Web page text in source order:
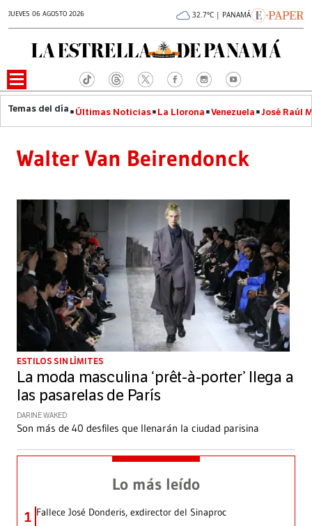
JUEVES 06 AGOSTO 2026 32.7°C | PANAMÁ
Últimas Noticias La Llorona Venezuela José Raúl
Walter Van Beirendonck
ESTILOS SIN LÍMITES
La moda masculina ‘prêt-à-porter’ llega a
las pasarelas de París
DARINE WAKED
Son más de 40 desfiles que llenarán la ciudad parisina
Lo más leído
1 Fallece José Donderis, exdirector del Sinaproc